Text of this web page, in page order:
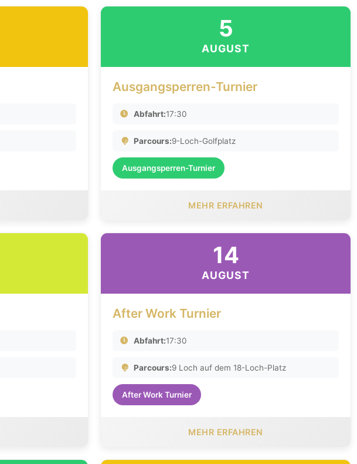
5
AUGUST
Ausgangsperren-Turnier
Abfahrt:17:30
Parcours:9-Loch-Golfplatz
Ausgangsperren-Turnier
MEHR ERFAHREN
14
AUGUST
After Work Turnier
Abfahrt:17:30
Parcours:9 Loch auf dem 18-Loch-Platz
After Work Turnier
MEHR ERFAHREN